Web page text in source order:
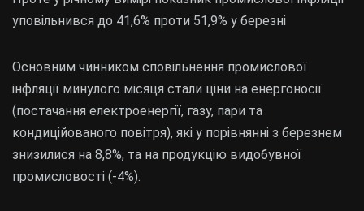
уповільнився до 41,6% проти 51,9% у березні
Основним чинником сповільнення промислової
інфляції минулого місяця стали ціни на енергоносії
(постачання електроенергії, газу, пари та
кондиційованого повітря), які у порівнянні з березнем
знизилися на 8,8%, та на продукцію видобувної
промисловості (-4%).